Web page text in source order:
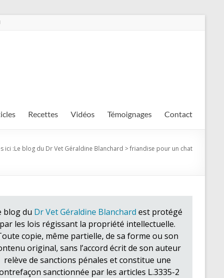
Recettes Vidéos Témoignages Contact
ici :Le blog du Dr Vet Géraldine Blanchard >friandise pour un chat
blog du Dr Vet Géraldine Blanchard est protégé
par les lois régissant la propriété intellectuelle.
copie, même partielle, de sa forme ou son
original, sans l’accord écrit de son auteur
relève de sanctions pénales et constitue une
sanctionnée par les articles L.3335-2